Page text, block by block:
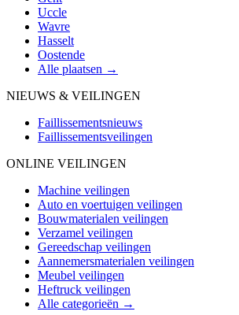
Uccle
Wavre
Hasselt
Oostende
Alle plaatsen →
NIEUWS & VEILINGEN
Faillissementsnieuws
Faillissementsveilingen
ONLINE VEILINGEN
Machine veilingen
Auto en voertuigen veilingen
Bouwmaterialen veilingen
Verzamel veilingen
Gereedschap veilingen
Aannemersmaterialen veilingen
Meubel veilingen
Heftruck veilingen
Alle categorieën →